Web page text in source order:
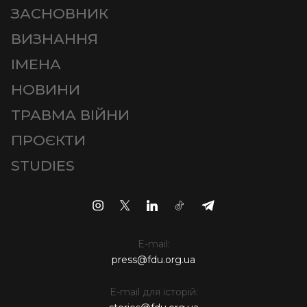
ЗАСНОВНИК
ВИЗНАННЯ
ІМЕНА
НОВИНИ
ТРАВМА ВІЙНИ
ПРОЄКТИ
STUDIES
E-mail:
press@fdu.org.ua
E-mail для історій: